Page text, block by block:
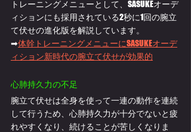
トレーニングメニューとして、SASUKEオーデ
ィションにも採用されている2秒に1回の腕立
て伏せの進化版を解説しています。
➡体幹トレーニングメニューにSASUKEオーデ
ィション新時代の腕立て伏せが効果的
心肺持久力の不足
腕立て伏せは全身を使って一連の動作を連続
して行うため、心肺持久力が十分でないと疲
れやすくなり、続けることが苦しくなりま